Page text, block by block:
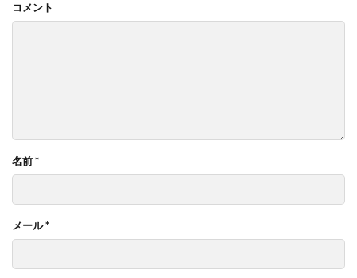
コメント
名前*
メール*